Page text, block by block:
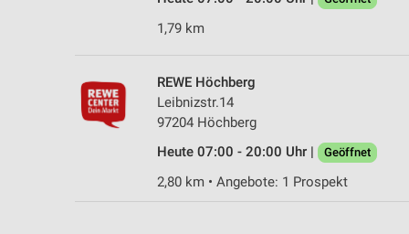
1,79 km
REWE Höchberg
Leibnizstr.14
97204 Höchberg
Heute 07:00 - 20:00 Uhr |
Geöffnet
2,80 km • Angebote: 1 Prospekt